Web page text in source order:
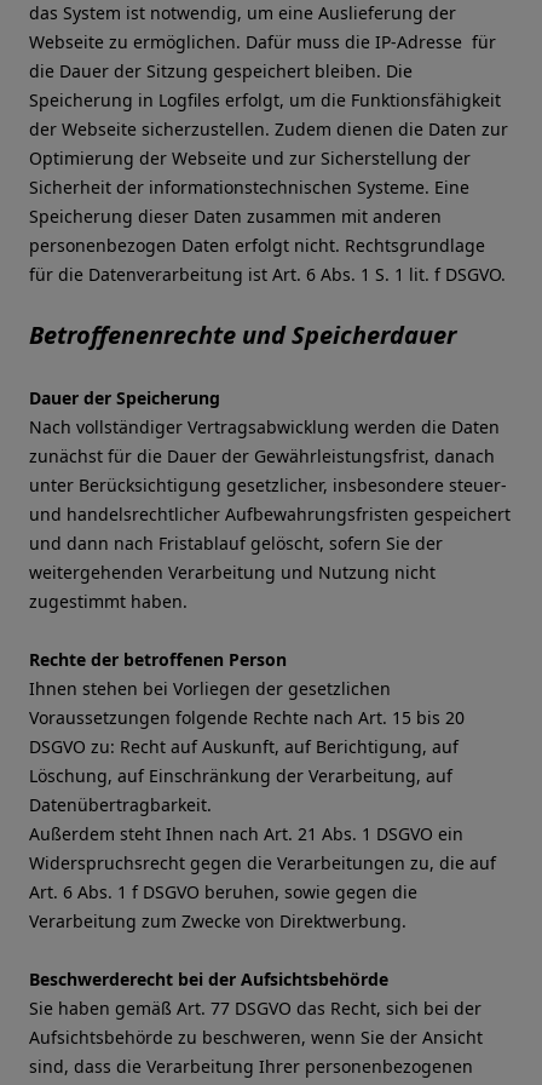
das System ist notwendig, um eine Auslieferung der
Webseite zu ermöglichen. Dafür muss die IP-Adresse für
die Dauer der Sitzung gespeichert bleiben. Die
Speicherung in Logfiles erfolgt, um die Funktionsfähigkeit
der Webseite sicherzustellen. Zudem dienen die Daten zur
Optimierung der Webseite und zur Sicherstellung der
Sicherheit der informationstechnischen Systeme. Eine
Speicherung dieser Daten zusammen mit anderen
personenbezogen Daten erfolgt nicht. Rechtsgrundlage
für die Datenverarbeitung ist Art. 6 Abs. 1 S. 1 lit. f DSGVO.
Betroffenenrechte und Speicherdauer
Dauer der Speicherung
Nach vollständiger Vertragsabwicklung werden die Daten
zunächst für die Dauer der Gewährleistungsfrist, danach
unter Berücksichtigung gesetzlicher, insbesondere steuer-
und handelsrechtlicher Aufbewahrungsfristen gespeichert
und dann nach Fristablauf gelöscht, sofern Sie der
weitergehenden Verarbeitung und Nutzung nicht
zugestimmt haben.
Rechte der betroffenen Person
Ihnen stehen bei Vorliegen der gesetzlichen
Voraussetzungen folgende Rechte nach Art. 15 bis 20
DSGVO zu: Recht auf Auskunft, auf Berichtigung, auf
Löschung, auf Einschränkung der Verarbeitung, auf
Datenübertragbarkeit.
Außerdem steht Ihnen nach Art. 21 Abs. 1 DSGVO ein
Widerspruchsrecht gegen die Verarbeitungen zu, die auf
Art. 6 Abs. 1 f DSGVO beruhen, sowie gegen die
Verarbeitung zum Zwecke von Direktwerbung.
Beschwerderecht bei der Aufsichtsbehörde
Sie haben gemäß Art. 77 DSGVO das Recht, sich bei der
Aufsichtsbehörde zu beschweren, wenn Sie der Ansicht
sind, dass die Verarbeitung Ihrer personenbezogenen